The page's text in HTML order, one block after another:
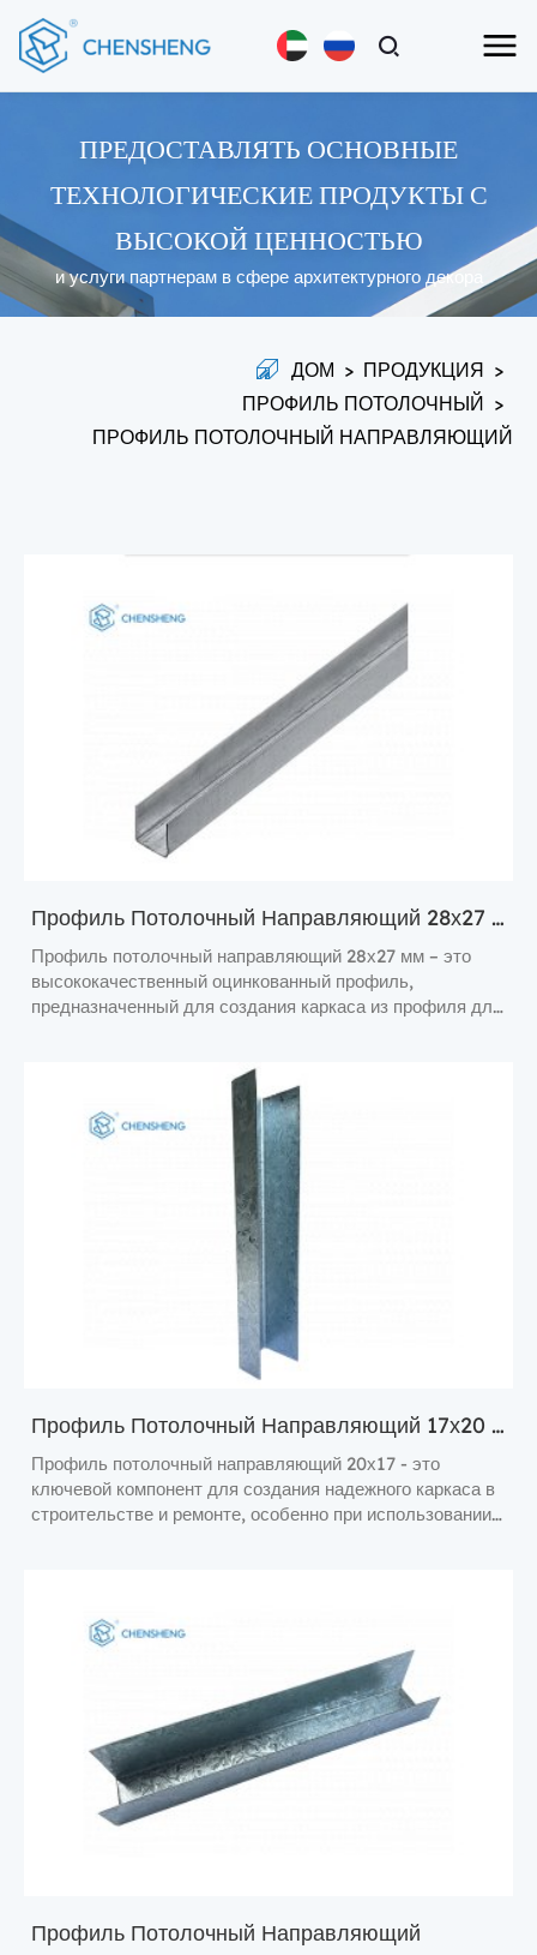
ПРЕДОСТАВЛЯТЬ ОСНОВНЫЕ
ТЕХНОЛОГИЧЕСКИЕ ПРОДУКТЫ С
ВЫСОКОЙ ЦЕННОСТЬЮ
и услуги партнерам в сфере архитектурного декора
ДОМ > ПРОДУКЦИЯ >
ПРОФИЛЬ ПОТОЛОЧНЫЙ >
ПРОФИЛЬ ПОТОЛОЧНЫЙ НАПРАВЛЯЮЩИЙ
Профиль Потолочный Направляющий 28х27 Мм
Профиль потолочный направляющий 28х27 мм – это
высококачественный оцинкованный профиль,
предназначенный для создания каркаса из профиля для
Профиль Потолочный Направляющий 17х20 Мм
Профиль потолочный направляющий 20х17 - это
ключевой компонент для создания надежного каркаса в
строительстве и ремонте, особенно при использовании
Профиль Потолочный Направляющий